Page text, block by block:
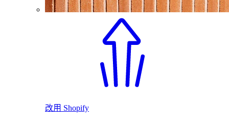
改用 Shopify